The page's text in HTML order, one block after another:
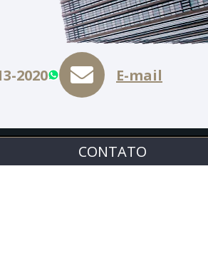
2020 WhatsApp
E-mail
CONTATO